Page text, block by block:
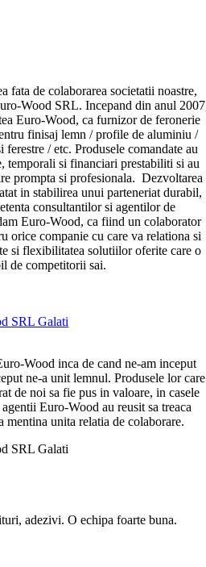
fata de colaborarea societatii noastre,
Wood SRL. Incepand din anul
Euro-Wood, ca furnizor de feronerie
finisaj lemn / profile de aluminiu /
/ etc. Produsele comandate au
temporali si financiari prestabiliti si au
prompta si profesionala. Dezvoltarea
in stabilirea unui parteneriat durabil,
consultantilor si agentilor de
Euro-Wood, ca fiind un colaborator
orice companie cu care va relationa si
si flexibilitatea solutiilor oferite care o
de competitorii sai.
SRL Galati
Wood inca de cand ne-am inceput
ne-a unit lemnul. Produsele lor care
de noi sa fie pus in valoare, in casele
Euro-Wood au reusit sa treaca
mentina unita relatia de colaborare.
SRL Galati
adezivi. O echipa foarte buna.